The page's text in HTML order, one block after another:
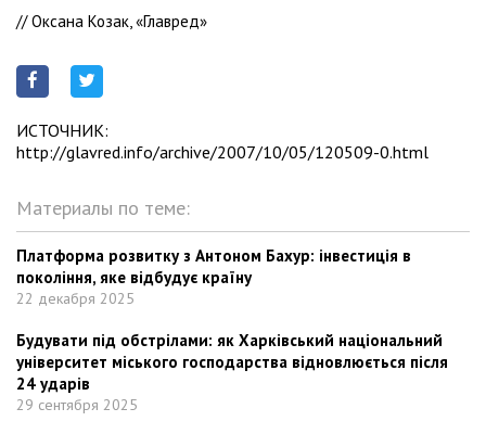
// Оксана Козак, «Главред»
ИСТОЧНИК:
http://glavred.info/archive/2007/10/05/120509-0.html
Материалы по теме:
Платформа розвитку з Антоном Бахур: інвестиція в
покоління, яке відбудує країну
22 декабря 2025
Будувати під обстрілами: як Харківський національний
університет міського господарства відновлюється після
24 ударів
29 сентября 2025